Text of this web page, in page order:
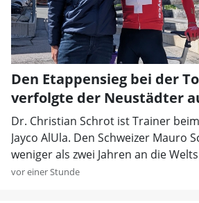
Den Etappensieg bei der
verfolgte der Neustädter
Dr. Christian Schrot ist Trainer
Jayco AlUla. Den Schweizer Mauro
weniger als zwei Jahren an die
vor einer Stunde